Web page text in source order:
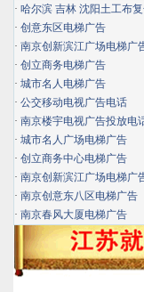
· 哈尔滨 吉林 沈阳土工布复
· 创意东区电梯广告
· 南京创新滨江广场电梯广
· 创立商务电梯广告
· 城市名人电梯广告
· 公交移动电视广告电话
· 南京楼宇电视广告投放电
· 城市名人广场电梯广告
· 创立商务中心电梯广告
· 南京创新滨江广场电梯广
· 南京创意东八区电梯广告
· 南京春风大厦电梯广告